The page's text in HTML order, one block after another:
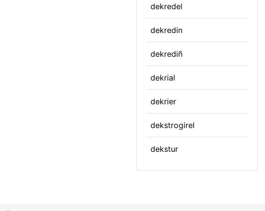
dekredel
dekredin
dekrediñ
dekrial
dekrier
dekstrogirel
dekstur